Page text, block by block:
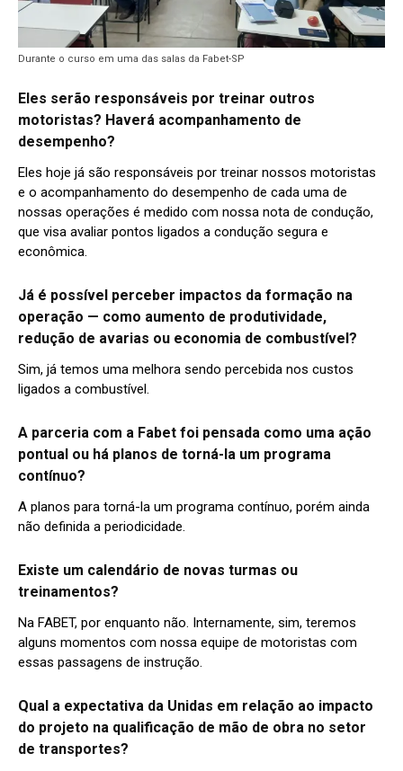
Durante o curso em uma das salas da Fabet-SP
Eles serão responsáveis por treinar outros
motoristas? Haverá acompanhamento de
desempenho?
Eles hoje já são responsáveis por treinar nossos motoristas
e o acompanhamento do desempenho de cada uma de
nossas operações é medido com nossa nota de condução,
que visa avaliar pontos ligados a condução segura e
econômica.
Já é possível perceber impactos da formação na
operação — como aumento de produtividade,
redução de avarias ou economia de combustível?
Sim, já temos uma melhora sendo percebida nos custos
ligados a combustível.
A parceria com a Fabet foi pensada como uma ação
pontual ou há planos de torná-la um programa
contínuo?
A planos para torná-la um programa contínuo, porém ainda
não definida a periodicidade.
Existe um calendário de novas turmas ou
treinamentos?
Na FABET, por enquanto não. Internamente, sim, teremos
alguns momentos com nossa equipe de motoristas com
essas passagens de instrução.
Qual a expectativa da Unidas em relação ao impacto
do projeto na qualificação de mão de obra no setor
de transportes?